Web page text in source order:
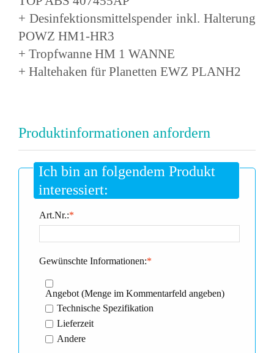
+ Desinfektionsmittelspender inkl. Halterung
POWZ HM1-HR3
+ Tropfwanne HM 1 WANNE
+ Haltehaken für Planetten EWZ PLANH2
Produktinformationen anfordern
Ich bin an folgendem Produkt
interessiert:
*
Art.Nr.:
*
Gewünschte Informationen:
Angebot (Menge im Kommentarfeld angeben)
Technische Spezifikation
Lieferzeit
Andere